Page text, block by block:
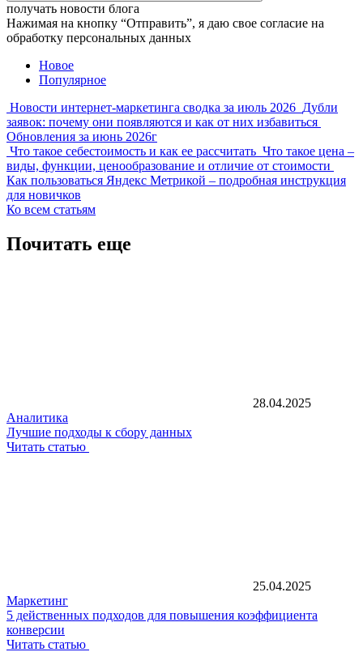
получать новости блога
Нажимая на кнопку “Отправить”, я даю свое согласие на
обработку персональных данных
Новое
Популярное
Новости интернет-маркетинга сводка за июль 2026 Дубли
заявок: почему они появляются и как от них избавиться
Обновления за июнь 2026г
Что такое себестоимость и как ее рассчитать Что такое цена –
виды, функции, ценообразование и отличие от стоимости
Как пользоваться Яндекс Метрикой – подробная инструкция
для новичков
Ко всем статьям
Почитать еще
28.04.2025
Аналитика
Лучшие подходы к сбору данных
Читать статью
25.04.2025
Маркетинг
5 действенных подходов для повышения коэффициента
конверсии
Читать статью